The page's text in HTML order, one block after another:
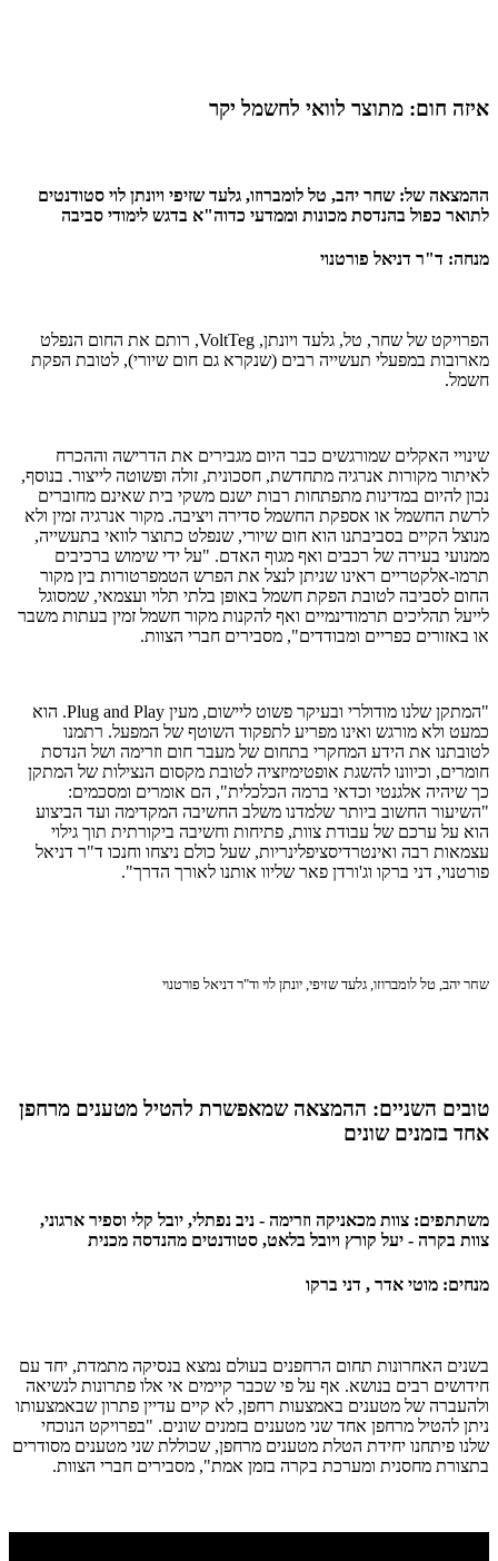
איזה חום: מתוצר לוואי לחשמל יקר
ההמצאה של: שחר יהב, טל לומברוזו, גלעד שזיפי ויונתן לוי סטודנטים
לתואר כפול בהנדסת מכונות וממדעי כדוה"א בדגש לימודי סביבה
מנחה: ד"ר דניאל פורטנוי
הפרויקט של שחר, טל, גלעד ויונתן, VoltTeg, רותם את החום הנפלט
מארובות במפעלי תעשייה רבים (שנקרא גם חום שיורי), לטובת הפקת
חשמל.
שינויי האקלים שמורגשים כבר היום מגבירים את הדרישה וההכרח
לאיתור מקורות אנרגיה מתחדשת, חסכונית, זולה ופשוטה לייצור. בנוסף,
נכון להיום במדינות מתפתחות רבות ישנם משקי בית שאינם מחוברים
לרשת החשמל או אספקת החשמל סדירה ויציבה. מקור אנרגיה זמין ולא
מנוצל הקיים בסביבתנו הוא חום שיורי, שנפלט כתוצר לוואי בתעשייה,
ממנועי בעירה של רכבים ואף מגוף האדם. "על ידי שימוש ברכיבים
תרמו-אלקטריים ראינו שניתן לנצל את הפרש הטמפרטורות בין מקור
החום לסביבה לטובת הפקת חשמל באופן בלתי תלוי ועצמאי, שמסוגל
לייעל תהליכים תרמודינמיים ואף להקנות מקור חשמל זמין בעתות משבר
או באזורים כפריים ומבודדים", מסבירים חברי הצוות.
"המתקן שלנו מודולרי ובעיקר פשוט ליישום, מעין Plug and Play. הוא
כמעט ולא מורגש ואינו מפריע לתפקוד השוטף של המפעל. רתמנו
לטובתנו את הידע המחקרי בתחום של מעבר חום וזרימה ושל הנדסת
חומרים, וכיוונו להשגת אופטימיזציה לטובת מקסום הנצילות של המתקן
כך שיהיה אלגנטי וכדאי ברמה הכלכלית", הם אומרים ומסכמים:
"השיעור החשוב ביותר שלמדנו משלב החשיבה המקדימה ועד הביצוע
הוא על ערכם של עבודת צוות, פתיחות וחשיבה ביקורתית תוך גילוי
עצמאות רבה ואינטרדיסציפלינריות, שעל כולם ניצחו וחנכו ד"ר דניאל
פורטנוי, דני ברקו וג'ורדן פאר שליוו אותנו לאורך הדרך".
שחר יהב, טל לומברוזו, גלעד שזיפי, יונתן לוי וד"ר דניאל פורטנוי
טובים השניים: ההמצאה שמאפשרת להטיל מטענים מרחפן
אחד בזמנים שונים
משתתפים: צוות מכאניקה וזרימה - ניב נפתלי, יובל קלי וספיר ארגוני,
צוות בקרה - יעל קורץ ויובל בלאט, סטודנטים מהנדסה מכנית
מנחים: מוטי אדר , דני ברקו
בשנים האחרונות תחום הרחפנים בעולם נמצא בנסיקה מתמדת, יחד עם
חידושים רבים בנושא. אף על פי שכבר קיימים אי אלו פתרונות לנשיאה
ולהעברה של מטענים באמצעות רחפן, לא קיים עדיין פתרון שבאמצעותו
ניתן להטיל מרחפן אחד שני מטענים בזמנים שונים. "בפרויקט הנוכחי
שלנו פיתחנו יחידת הטלת מטענים מרחפן, שכוללת שני מטענים מסודרים
בתצורת מחסנית ומערכת בקרה בזמן אמת", מסבירים חברי הצוות.